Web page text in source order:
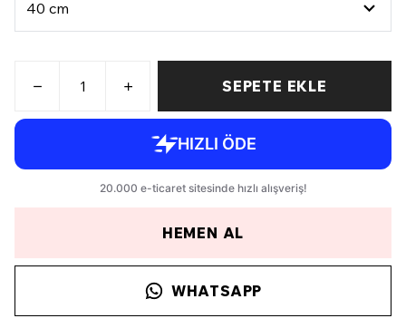
SEPETE EKLE
HEMEN AL
WHATSAPP